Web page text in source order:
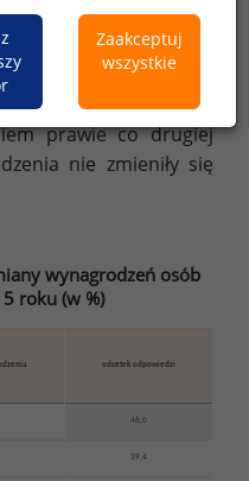
wzrost wynagrodzeń
przedstawicieli płci
wynagrodzenia
płci żeńskiej
prawie co drugiej
nie zmieniły się
wynagrodzeń osób
roku (w %)
odsetek odpowiedzi
46,0
39,4
Zaakceptuj
wszystkie